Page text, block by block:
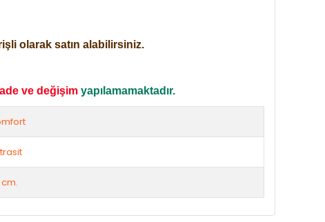
olarak satın alabilirsiniz.
ve değişim yapılamamaktadır.